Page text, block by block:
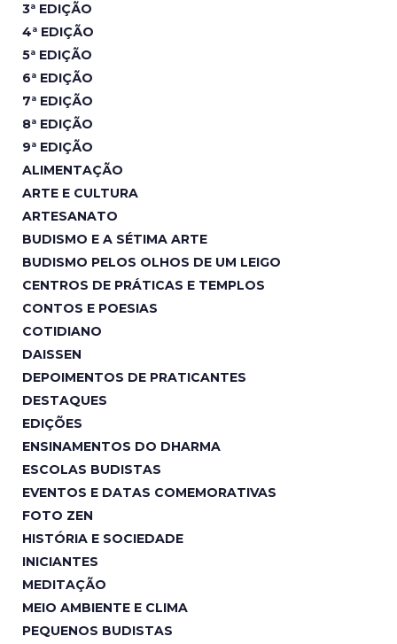
3ª EDIÇÃO
4ª EDIÇÃO
5ª EDIÇÃO
6ª EDIÇÃO
7ª EDIÇÃO
8ª EDIÇÃO
9ª EDIÇÃO
ALIMENTAÇÃO
ARTE E CULTURA
ARTESANATO
BUDISMO E A SÉTIMA ARTE
BUDISMO PELOS OLHOS DE UM LEIGO
CENTROS DE PRÁTICAS E TEMPLOS
CONTOS E POESIAS
COTIDIANO
DAISSEN
DEPOIMENTOS DE PRATICANTES
DESTAQUES
EDIÇÕES
ENSINAMENTOS DO DHARMA
ESCOLAS BUDISTAS
EVENTOS E DATAS COMEMORATIVAS
FOTO ZEN
HISTÓRIA E SOCIEDADE
INICIANTES
MEDITAÇÃO
MEIO AMBIENTE E CLIMA
PEQUENOS BUDISTAS